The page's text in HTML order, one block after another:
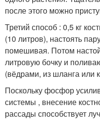
после этого можно
Третий способ : 0,5 кг
(10 литров), настоять
помешивая. Потом
литровую бочку и
(вёдрами, из шланга или
Поскольку фосфор
системы , внесение
рассады способствует